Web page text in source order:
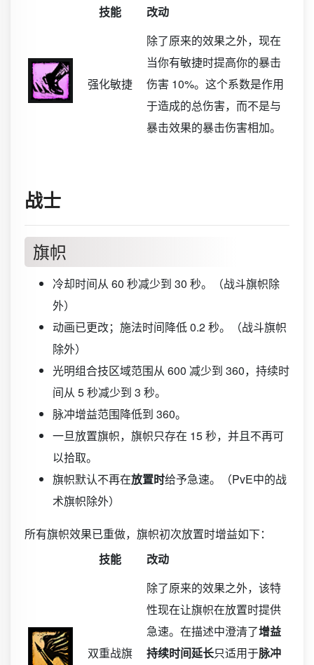
技能 改动
强化敏捷
除了原来的效果之外，现在
当你有敏捷时提高你的暴击
伤害 10%。这个系数是作用
于造成的总伤害，而不是与
暴击效果的暴击伤害相加。
战士
旗帜
冷却时间从 60 秒减少到 30 秒。（战斗旗帜除
外）
动画已更改；施法时间降低 0.2 秒。（战斗旗帜
除外）
光明组合技区域范围从 600 减少到 360，持续时
间从 5 秒减少到 3 秒。
脉冲增益范围降低到 360。
一旦放置旗帜，旗帜只存在 15 秒，并且不再可
以拾取。
旗帜默认不再在放置时给予急速。（PvE中的战
术旗帜除外）
所有旗帜效果已重做，旗帜初次放置时增益如下：
技能
改动
双重战旗
除了原来的效果之外，该特
性现在让旗帜在放置时提供
急速。在描述中澄清了增益
持续时间延长只适用于脉冲